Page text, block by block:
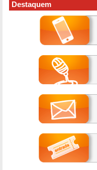
Destaquem